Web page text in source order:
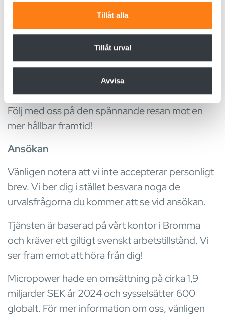
vidarebefordrar även sådana identifierare och annan
annons- och analysföretag som vi samarbetar med.
Dessa kan i sin tur kombinera informationen med annan
information som du har tillhandahållit eller som de har
samlat in när du har använt deras tjänster.
Tillåt alla
Tillåt urval
Avvisa
med gott omdöme och tvekar inte att agera när
situationen kräver det.
Vi hoppas att du delar våra kärnvärden
uppriktighet. Vi på Micropower ger människor
Följ med oss på den spännande resan mot en
mer hållbar framtid!
Ansökan
Vänligen notera att vi inte accepterar personligt
brev. Vi ber dig i stället besvara noga de
urvalsfrågorna du kommer att se vid ansökan.
Tjänsten är baserad på vårt kontor i Bromma
och kräver ett giltigt svenskt arbetstillstånd. Vi
ser fram emot att höra från dig!
Micropower hade en omsättning på cirka 1,9
miljarder SEK år 2024 och sysselsätter 600
globalt. För mer information om oss, vänligen